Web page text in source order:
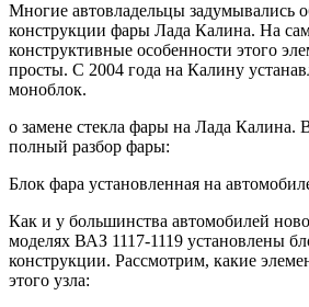
Многие автовладельцы задумывались
конструкции фары Лада Калина. На
конструктивные особенности этого
просты. С 2004 года на Калину
моноблок.
о замене стекла фары на Лада Калина.
полный разбор фары:
Блок фара установленная на
Как и у большинства автомобилей
моделях ВАЗ 1117-1119 установлены
конструкции. Рассмотрим, какие
этого узла: